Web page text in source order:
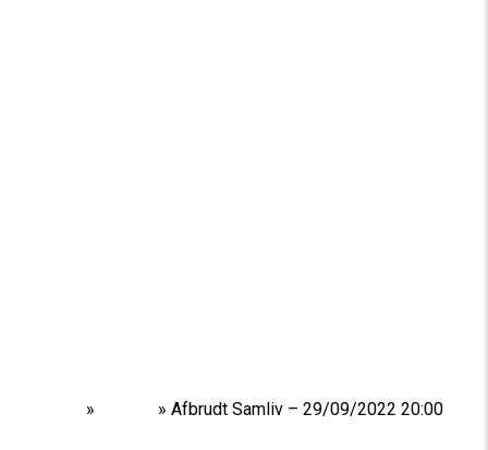
» » Afbrudt Samliv – 29/09/2022 20:00